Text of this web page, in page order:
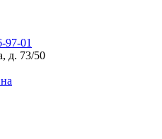
97-01
д. 73/50